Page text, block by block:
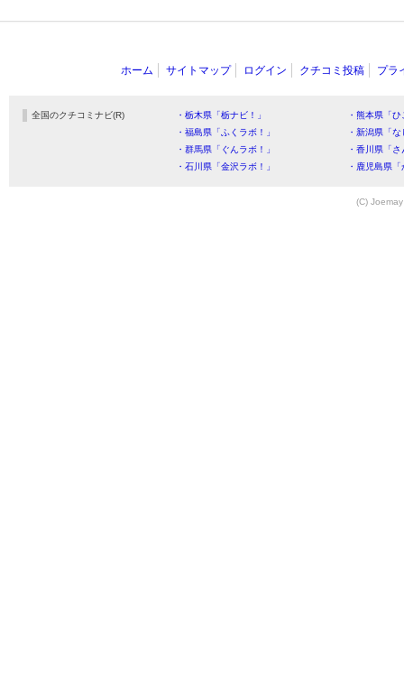
ホーム サイトマップ ログイン クチコミ投稿 プラ
全国のクチコミナビ(R) ・栃木県「栃ナビ！」
・熊本県「
・福島県「ふくラボ！」
・新潟県「
・群馬県「ぐんラボ！」
・香川県「
・石川県「金沢ラボ！」
・鹿児島県
(C)